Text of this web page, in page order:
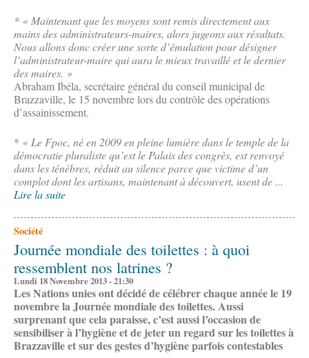
* « Maintenant que les moyens sont remis directement aux
mains des administrateurs-maires, alors jugeons aux résultats.
Nous allons donc créer une sorte d’émulation pour désigner
l’administrateur-maire qui aura le mieux travaillé et le dernier
des maires. »
Abraham Ibéla, secrétaire général du conseil municipal de
Brazzaville, le 15 novembre lors du contrôle des opérations
d’assainissement.
* « Le Fpoc, né en 2009 en pleine lumière dans le temple de la
démocratie pluraliste qu’est le Palais des congrès, est renvoyé
dans les ténèbres, réduit au silence parce que victime d’un
complot dont les artisans, maintenant à découvert, usent de ...
Lire la suite
Société
Journée mondiale des toilettes : à quoi
ressemblent nos latrines ?
Lundi 18 Novembre 2013 - 21:30
Les Nations unies ont décidé de célébrer chaque année le 19
novembre la Journée mondiale des toilettes. Aussi
surprenant que cela paraisse, c’est aussi l’occasion de
sensibiliser à l’hygiène et de jeter un regard sur les toilettes à
Brazzaville et sur des gestes d’hygiène parfois contestables